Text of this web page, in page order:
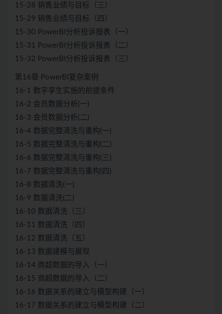
15-28 销售业绩与目标（三）
15-29 销售业绩与目标（四）
15-30 PowerBI分析投诉报表（一）
15-31 PowerBI分析投诉报表（二）
15-32 PowerBI分析投诉报表（三）
第16章 PowerBI复杂案例
16-1 数字孪生实施的前提条件
16-2 会员数据分析(一)
16-3 会员数据分析(二)
16-4 数据完整清洗与重构(一)
16-5 数据完整清洗与重构(二)
16-6 数据完整清洗与重构(三)
16-7 数据完整清洗与重构(四)
16-8 数据清洗(一)
16-9 数据清洗(二)
16-10 数据清洗（三）
16-11 数据清洗（四）
16-12 数据清洗（五）
16-13 数据建模与展现
16-14 商超数据的导入（一）
16-15 商超数据的导入（二）
16-16 数据关系的建立与模型构建（一）
16-17 数据关系的建立与模型构建（二）